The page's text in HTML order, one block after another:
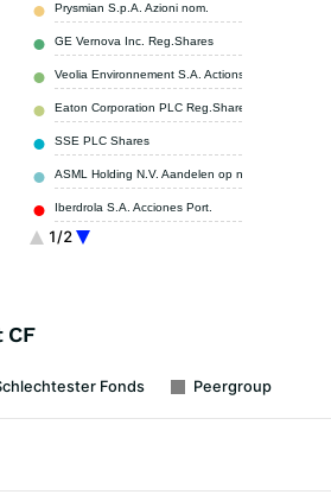
1/2
Prysmian S.p.A. Azioni nom.
GE Vernova Inc. Reg.Shares
Veolia Environnement S.A. Actions au Porteur
Eaton Corporation PLC Reg.Shares
SSE PLC Shares
ASML Holding N.V. Aandelen op naam
Iberdrola S.A. Acciones Port.
E.ON SE Namens-Aktien
Fonds Peergroup